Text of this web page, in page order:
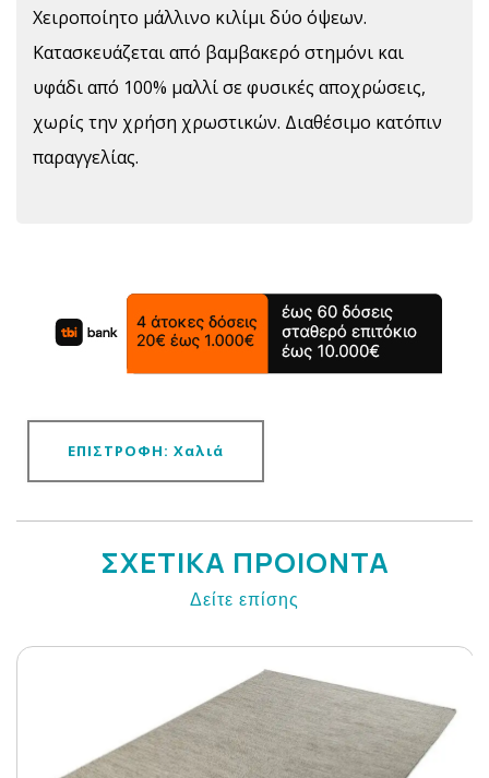
Χειροποίητο μάλλινο κιλίμι δύο όψεων.
Κατασκευάζεται από βαμβακερό στημόνι και
υφάδι από 100% μαλλί σε φυσικές αποχρώσεις,
χωρίς την χρήση χρωστικών. Διαθέσιμο κατόπιν
παραγγελίας.
ΕΠΙΣΤΡΟΦΗ: Χαλιά
ΣΧΕΤΙΚΑ ΠΡΟΙΟΝΤΑ
Δείτε επίσης